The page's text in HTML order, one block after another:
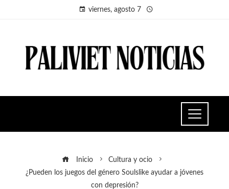
viernes, agosto 7
Inicio
Cultura y ocio
¿Pueden los juegos del género Soulslike ayudar a jóvenes
con depresión?